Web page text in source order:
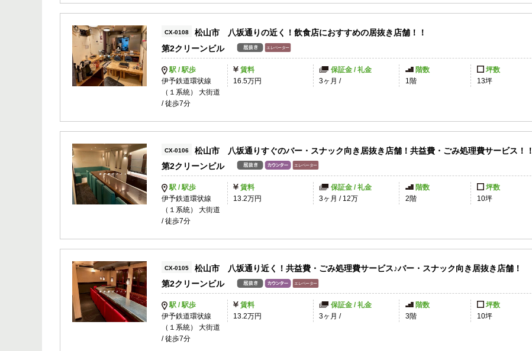
CX-0108
松山市 八坂通りの近く！飲食店におすすめの居抜き店舗！！
第2クリーンビル
駅 / 駅歩
伊予鉄道環状線
（１系統） 大街道
/ 徒歩7分
賃料
16.5万円
保証金 / 礼金
3ヶ月 /
階数
1階
坪数
13坪
CX-0106
松山市 八坂通りすぐのバー・スナック向き居抜き店舗！共益費・ごみ処理費サービス！！
第2クリーンビル
駅 / 駅歩
伊予鉄道環状線
（１系統） 大街道
/ 徒歩7分
賃料
13.2万円
保証金 / 礼金
3ヶ月 / 12万
階数
2階
坪数
10坪
CX-0105
松山市 八坂通り近く！共益費・ごみ処理費サービス♪バー・スナック向き居抜き店舗！
第2クリーンビル
駅 / 駅歩
伊予鉄道環状線
（１系統） 大街道
/ 徒歩7分
賃料
13.2万円
保証金 / 礼金
3ヶ月 /
階数
3階
坪数
10坪